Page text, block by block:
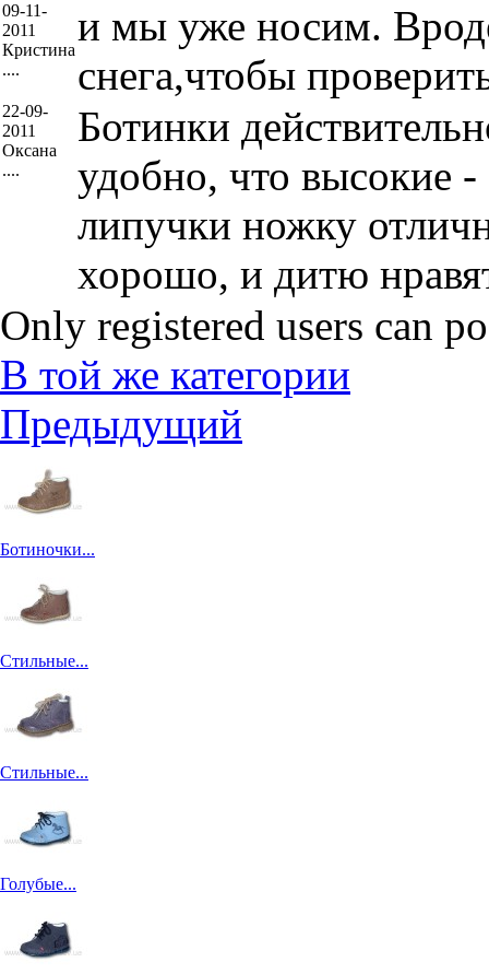
09-11-
2011
Кристина
....
и мы уже носим.
снега,чтобы
22-09-
2011
Оксана
....
Ботинки
удобно, что высокие -
липучки ножку
хорошо, и дитю
Only registered users can
В той же категории
Предыдущий
Ботиночки...
Стильные...
Стильные...
Голубые...